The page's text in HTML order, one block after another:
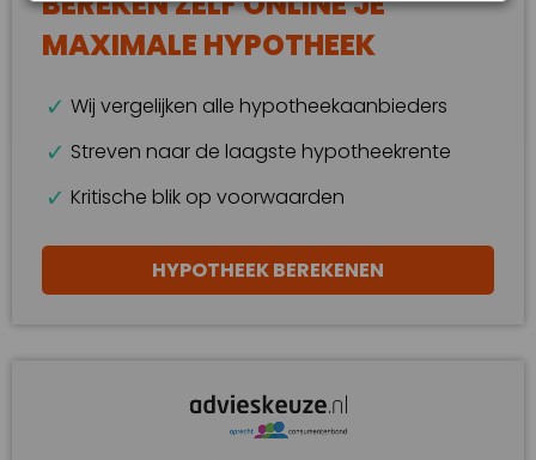
MAXIMALE HYPOTHEEK
Wij vergelijken alle hypotheekaanbieders
Streven naar de laagste hypotheekrente
Kritische blik op voorwaarden
HYPOTHEEK BEREKENEN